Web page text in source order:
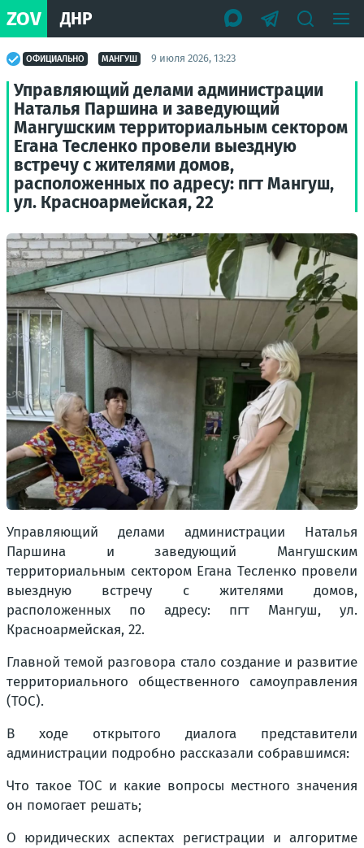
ZOV ДНР
ОФИЦИАЛЬНО МАНГУШ 9 июля 2026, 13:23
Управляющий делами администрации
Наталья Паршина и заведующий
Мангушским территориальным сектором
Егана Тесленко провели выездную
встречу с жителями домов,
расположенных по адресу: пгт Мангуш,
ул. Красноармейская, 22
Управляющий делами администрации Наталья
Паршина и заведующий Мангушским
территориальным сектором Егана Тесленко провели
выездную встречу с жителями домов,
расположенных по адресу: пгт Мангуш, ул.
Красноармейская, 22.
Главной темой разговора стало создание и развитие
территориального общественного самоуправления
(ТОС).
В ходе открытого диалога представители
администрации подробно рассказали собравшимся:
Что такое ТОС и какие вопросы местного значения
он помогает решать;
О юридических аспектах регистрации и алгоритме